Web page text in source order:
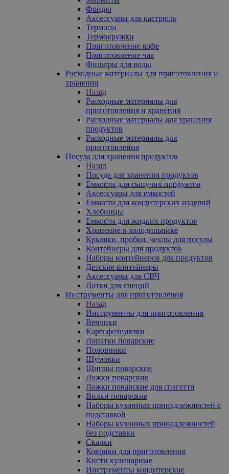
Фондю
Аксессуары для кастрюль
Термосы
Термокружки
Приготовление кофе
Приготовление чая
Фильтры для воды
Расходные материалы для приготовления и
хранения
Назад
Расходные материалы для
приготовления и хранения
Расходные материалы для хранения
продуктов
Расходные материалы для
приготовления
Посуда для хранения продуктов
Назад
Посуда для хранения продуктов
Емкости для сыпучих продуктов
Аксессуары для емкостей
Емкости для кондитерских изделий
Хлебницы
Емкости для жидких продуктов
Хранение в холодильнике
Крышки, пробки, чехлы для посуды
Контейнеры для продуктов
Наборы контейнеров для продуктов
Детские контейнеры
Аксессуары для СВЧ
Лотки для специй
Инструменты для приготовления
Назад
Инструменты для приготовления
Венчики
Картофелемялки
Лопатки поварские
Половники
Шумовки
Щипцы поварские
Ложки поварские
Ложки поварские для спагетти
Вилки поварские
Наборы кухонных принадлежностей с
подставкой
Наборы кухонных принадлежностей
без подставки
Скалки
Коврики для приготовления
Кисти кулинарные
Инструменты кондитерские